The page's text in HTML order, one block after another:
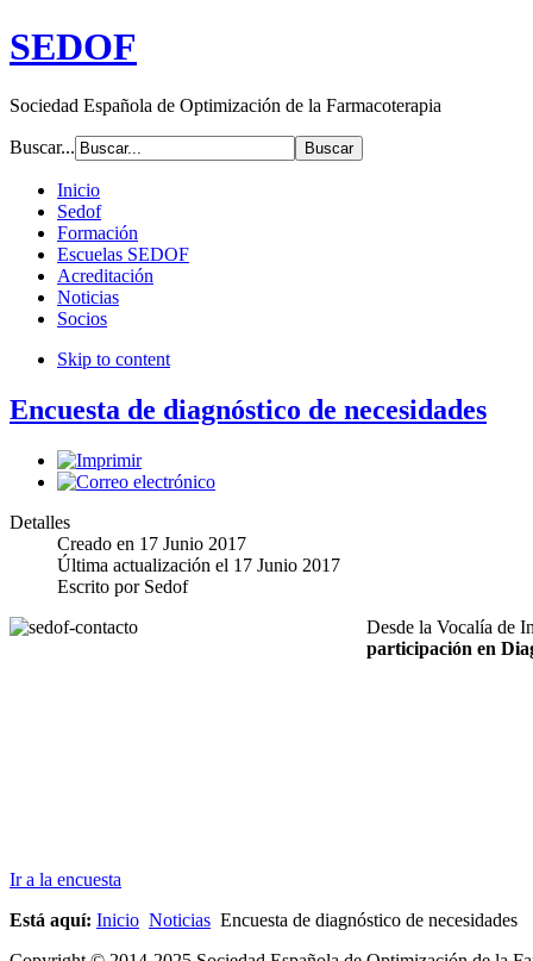
SEDOF
Sociedad Española de Optimización de la Farmacoterapia
Buscar...
Inicio
Sedof
Formación
Escuelas SEDOF
Acreditación
Noticias
Socios
Skip to content
Encuesta de diagnóstico de necesidades
Detalles
Creado en 17 Junio 2017
Última actualización el 17 Junio 2017
Escrito por Sedof
Desde la Vocalía de
participación en
Ir a la encuesta
Está aquí: Inicio Noticias Encuesta de diagnóstico de necesidades